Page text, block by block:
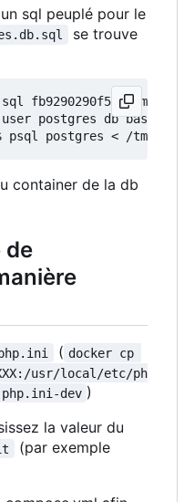
sql peuplé pour le
se trouve
fb9290290f50:/tmp/
postgres db bash
container de la db
de
( docker cp
usr/local/etc/ph
dev )
la valeur du
(par exemple